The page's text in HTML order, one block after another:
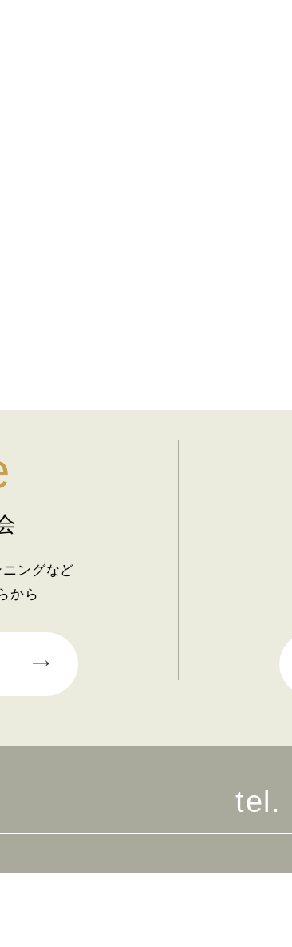
ングなど
から
tel.